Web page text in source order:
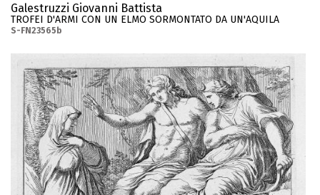
Galestruzzi Giovanni Battista
TROFEI D'ARMI CON UN ELMO SORMONTATO DA UN'AQUILA
S-FN23565b